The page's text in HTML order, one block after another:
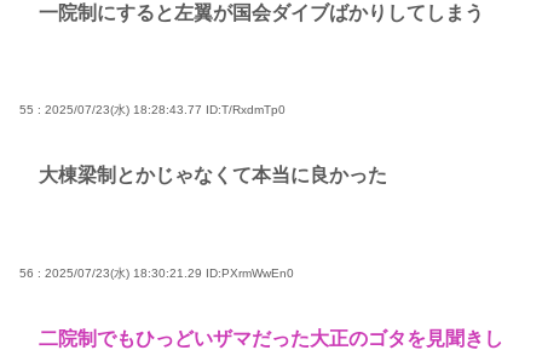
一院制にすると左翼が国会ダイブばかりしてしまう
55 : 2025/07/23(水) 18:28:43.77 ID:T/RxdmTp0
大棟梁制とかじゃなくて本当に良かった
56 : 2025/07/23(水) 18:30:21.29 ID:PXrmWwEn0
二院制でもひっどいザマだった大正のゴタを見聞きし